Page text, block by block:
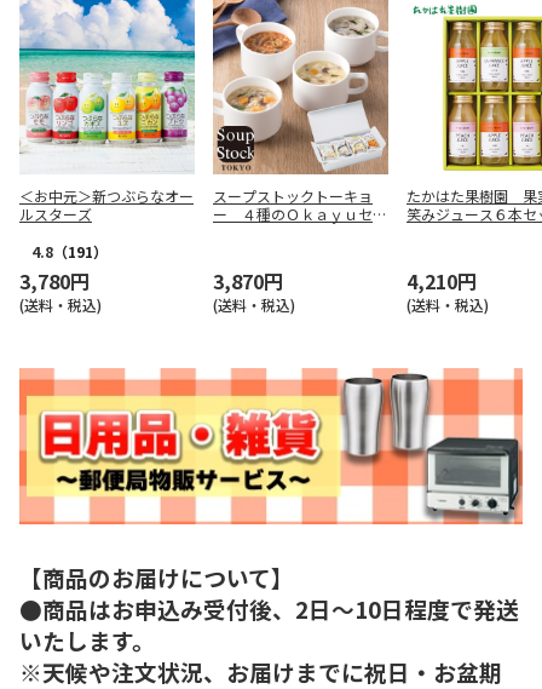
＜お中元＞新つぶらなオー
ルスターズ
4.8 （191）
3,780円
(送料・税込)
スープストックトーキョ
ー ４種のＯｋａｙｕセッ
3,870円
(送料・税込)
たかはた果樹園 果
笑みジュース６本セ
4,210円
(送料・税込)
【商品のお届けについて】
●商品はお申込み受付後、2日～10日程度で発送
いたします。
※天候や注文状況、お届けまでに祝日・お盆期